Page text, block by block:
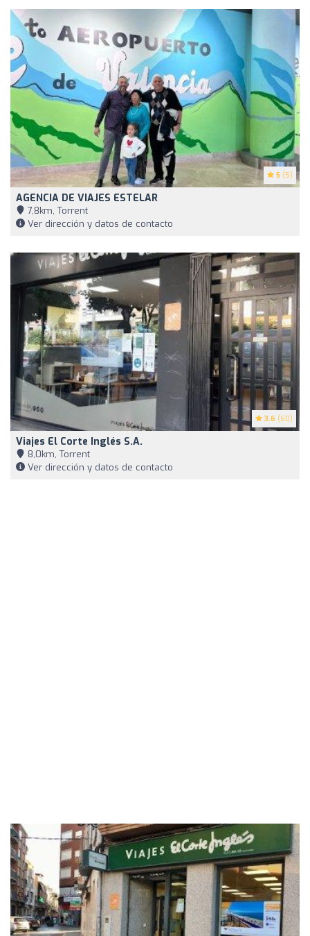
5 (5)
AGENCIA DE VIAJES ESTELAR
7,8km, Torrent
Ver dirección y datos de contacto
3.6 (60)
Viajes El Corte Inglés S.A.
8,0km, Torrent
Ver dirección y datos de contacto